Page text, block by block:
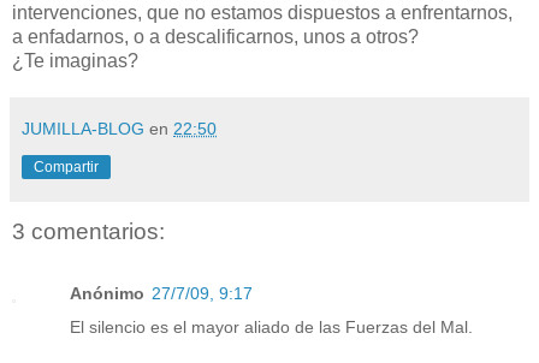
intervenciones, que no estamos dispuestos a enfrentarnos,
a enfadarnos, o a descalificarnos, unos a otros?
¿Te imaginas?
JUMILLA-BLOG en 22:50
Compartir
3 comentarios:
Anónimo 27/7/09, 9:17
El silencio es el mayor aliado de las Fuerzas del Mal.